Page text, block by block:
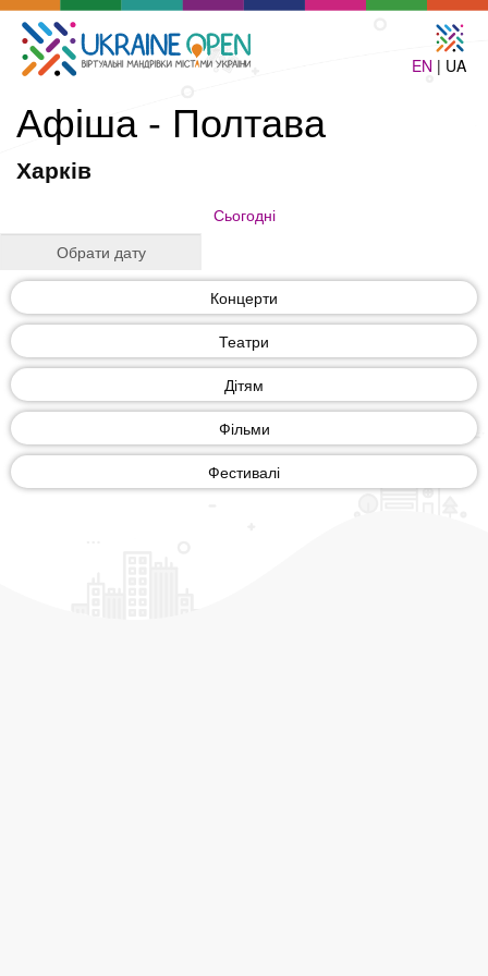
EN | UA
Афіша - Полтава
Харків
Сьогодні
Концерти
Театри
Дітям
Фільми
Фестивалі